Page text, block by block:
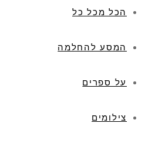
הכל מכל כל
המסע להחלמה
על ספרים
צילומים